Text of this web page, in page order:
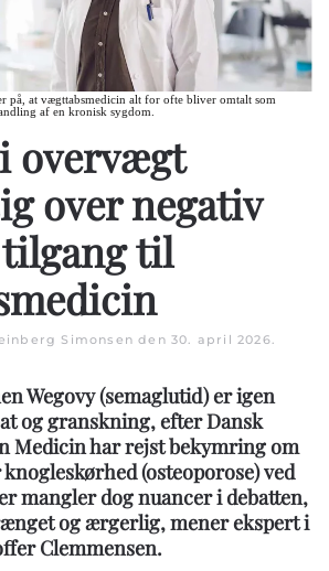
på, at vægttabsmedicin alt for ofte bliver omtalt som
af en kronisk sygdom.
overvægt
over negativ
til
Simonsen den 30. april 2026.
Wegovy (semaglutid) er igen
og granskning, efter Dansk
Medicin har rejst bekymring om
(osteoporose) ved
mangler dog nuancer i debatten,
og ærgerlig, mener ekspert i
Clemmensen.